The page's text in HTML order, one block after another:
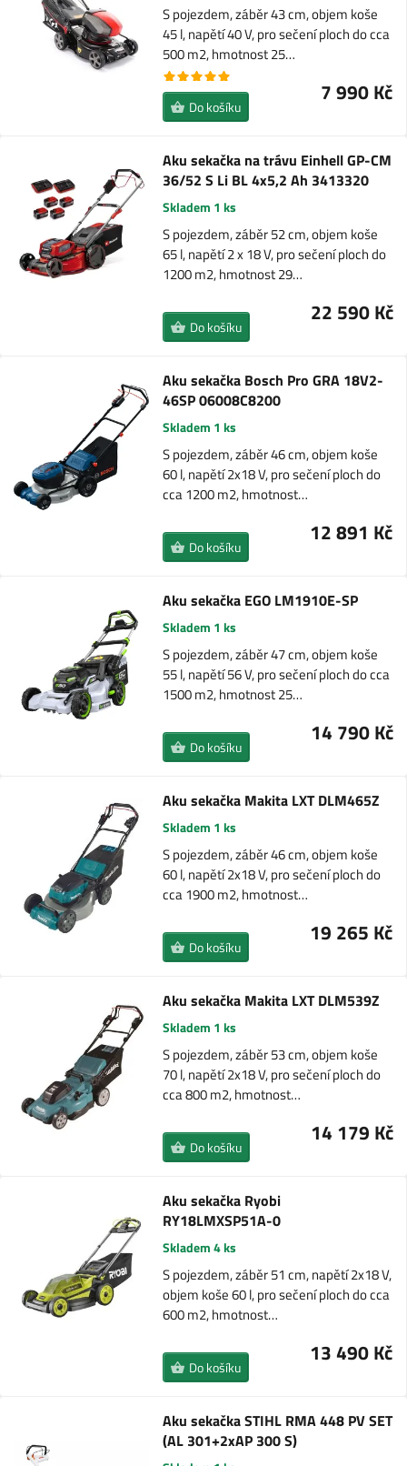
S pojezdem, záběr 43 cm, objem koše
45 l, napětí 40 V, pro sečení ploch do cca
500 m2, hmotnost 25…
7 990 Kč
Do košíku
Aku sekačka na trávu Einhell GP-CM
36/52 S Li BL 4x5,2 Ah 3413320
Skladem 1 ks
S pojezdem, záběr 52 cm, objem koše
65 l, napětí 2 x 18 V, pro sečení ploch do
1200 m2, hmotnost 29…
22 590 Kč
Do košíku
Aku sekačka Bosch Pro GRA 18V2-
46SP 06008C8200
Skladem 1 ks
S pojezdem, záběr 46 cm, objem koše
60 l, napětí 2x18 V, pro sečení ploch do
cca 1200 m2, hmotnost…
12 891 Kč
Do košíku
Aku sekačka EGO LM1910E-SP
Skladem 1 ks
S pojezdem, záběr 47 cm, objem koše
55 l, napětí 56 V, pro sečení ploch do cca
1500 m2, hmotnost 25…
14 790 Kč
Do košíku
Aku sekačka Makita LXT DLM465Z
Skladem 1 ks
S pojezdem, záběr 46 cm, objem koše
60 l, napětí 2x18 V, pro sečení ploch do
cca 1900 m2, hmotnost…
19 265 Kč
Do košíku
Aku sekačka Makita LXT DLM539Z
Skladem 1 ks
S pojezdem, záběr 53 cm, objem koše
70 l, napětí 2x18 V, pro sečení ploch do
cca 800 m2, hmotnost…
14 179 Kč
Do košíku
Aku sekačka Ryobi
RY18LMXSP51A-0
Skladem 4 ks
S pojezdem, záběr 51 cm, napětí 2x18 V,
objem koše 60 l, pro sečení ploch do cca
600 m2, hmotnost…
13 490 Kč
Do košíku
Aku sekačka STIHL RMA 448 PV SET
(AL 301+2xAP 300 S)